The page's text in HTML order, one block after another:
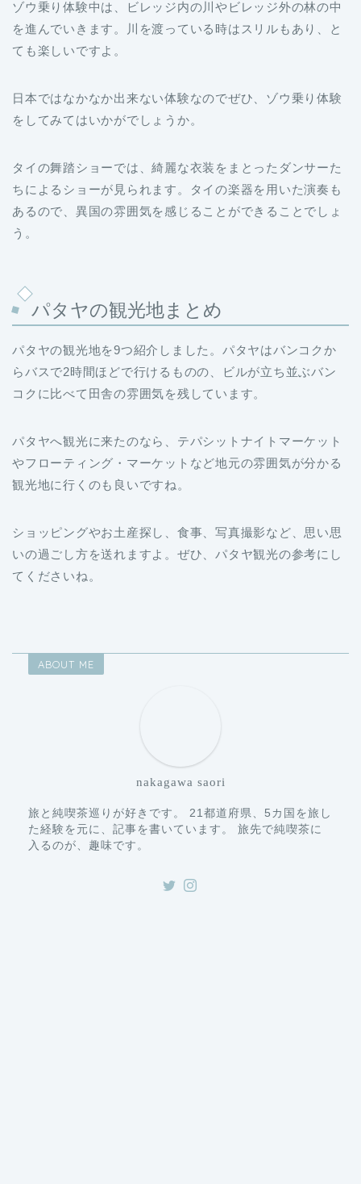
ゾウ乗り体験中は、ビレッジ内の川やビレッジ外の林の中
を進んでいきます。川を渡っている時はスリルもあり、と
ても楽しいですよ。
日本ではなかなか出来ない体験なのでぜひ、ゾウ乗り体験
をしてみてはいかがでしょうか。
タイの舞踏ショーでは、綺麗な衣装をまとったダンサーた
ちによるショーが見られます。タイの楽器を用いた演奏も
あるので、異国の雰囲気を感じることができることでしょ
う。
パタヤの観光地まとめ
パタヤの観光地を9つ紹介しました。パタヤはバンコクか
らバスで2時間ほどで行けるものの、ビルが立ち並ぶバン
コクに比べて田舎の雰囲気を残しています。
パタヤへ観光に来たのなら、テパシットナイトマーケット
やフローティング・マーケットなど地元の雰囲気が分かる
観光地に行くのも良いですね。
ショッピングやお土産探し、食事、写真撮影など、思い思
いの過ごし方を送れますよ。ぜひ、パタヤ観光の参考にし
てくださいね。
ABOUT ME
nakagawa saori
旅と純喫茶巡りが好きです。 21都道府県、5カ国を旅し
た経験を元に、記事を書いています。 旅先で純喫茶に
入るのが、趣味です。